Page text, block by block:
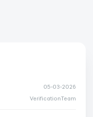
05-03-2026
VerificationTeam